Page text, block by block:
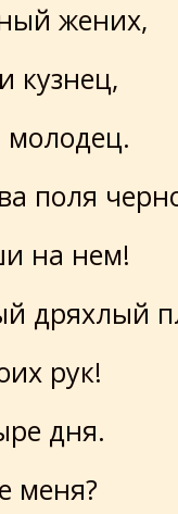
жених,
кузнец,
молодец.
поля
на нем!
дряхлый
рук!
дня.
меня?